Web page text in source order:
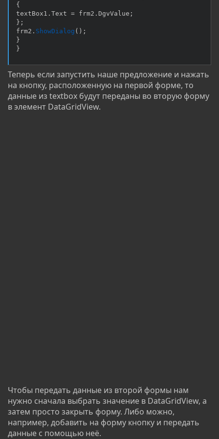
{
textBox1 . Text = frm2 . DgvValue ;
} ;
frm2 . ShowDialog ( ) ;
}
}
Теперь если запустить наше предложение и нажать
на кнопку, расположенную на первой форме, то
данные из textbox будут переданы во вторую форму
в элемент DataGridView.
Чтобы передать данные из второй формы нам
нужно сначала выбрать значение в DataGridView, а
затем просто закрыть форму. Либо можно,
например, добавить на форму кнопку и передать
данные с помощью неё.